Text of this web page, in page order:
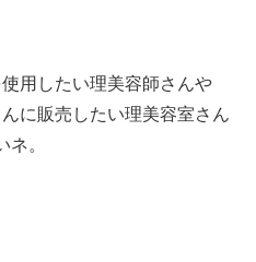
用したい理美容師さんや
に販売したい理美容室さん
。